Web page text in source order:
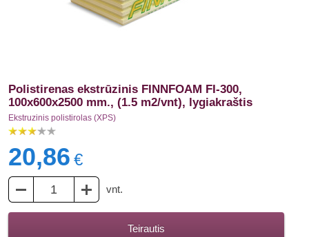
Polistirenas ekstrūzinis FINNFOAM FI-300,
100x600x2500 mm., (1.5 m2/vnt), lygiakraštis
Ekstruzinis polistirolas (XPS)
20,86 €
vnt.
Teirautis